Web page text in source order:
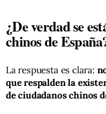
¿De verdad se
chinos de
La respuesta es clara:
que respalden la
de ciudadanos chinos